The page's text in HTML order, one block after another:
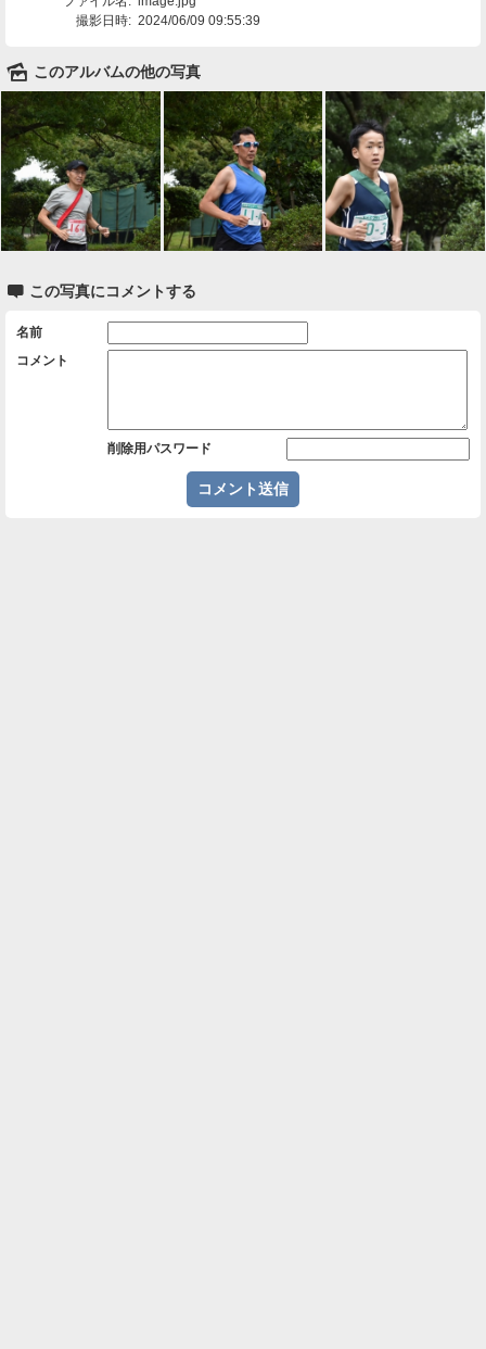
撮影日時: 2024/06/09 09:55:39
🌄 このアルバムの他の写真
 この写真にコメントする
名前
コメント
削除用パスワード